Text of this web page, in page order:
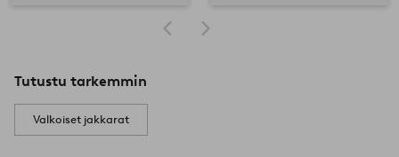
Tutustu tarkemmin
Valkoiset jakkarat